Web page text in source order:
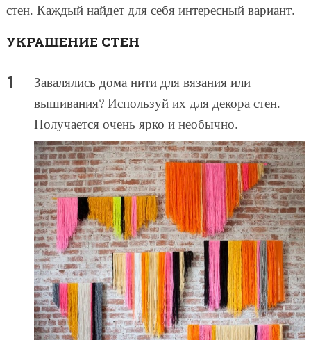
стен. Каждый найдет для себя интересный вариант.
УКРАШЕНИЕ СТЕН
Завалялись дома нити для вязания или
вышивания? Используй их для декора стен.
Получается очень ярко и необычно.